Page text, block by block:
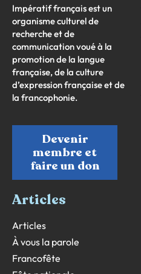
Impératif français est un
organisme culturel de
recherche et de
communication voué à la
promotion de la langue
française, de la culture
d’expression française et de
la francophonie.
Devenir
membre et
faire un don
Articles
Articles
À vous la parole
Francofête